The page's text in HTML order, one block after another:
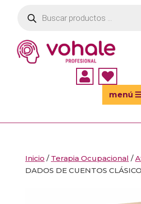
productos
 
menú
Inicio / Terapia Ocupacional /
DADOS DE CUENTOS